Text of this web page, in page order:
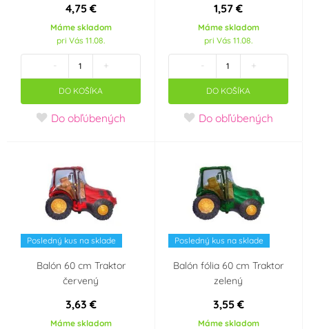
Star Wars
Halloween
200 ml250 ml
4,75 €
Máme skladom
pri Vás 11.08.
- +
DO KOŠÍKA
Do obľúbených
1,57 €
Máme skladom
pri Vás 11.08.
- +
DO KOŠÍKA
Do obľúbených
Posledný kus na sklade
Balón 60 cm Traktor
červený
3,63 €
Máme skladom
Posledný kus na sklade
Balón fólia 60 cm Traktor
zelený
3,55 €
Máme skladom